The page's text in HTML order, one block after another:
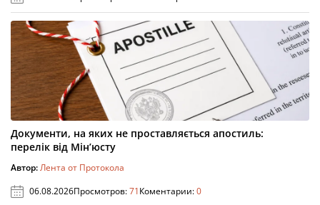
Документи, на яких не проставляється апостиль:
перелік від Мін’юсту
Автор:Лента от Протокола
06.08.2026Просмотров:71Коментарии:0